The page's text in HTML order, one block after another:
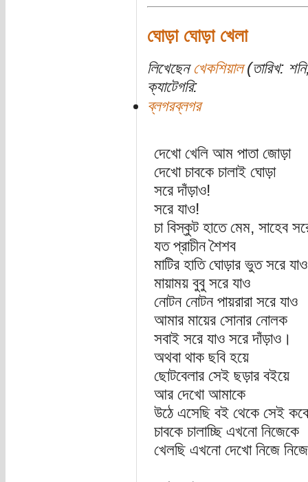
ঘোড়া ঘোড়া খেলা
লিখেছেন খেকশিয়াল(তারিখ:
ক্যাটেগরি:
ব্লগরব্লগর
দেখো খেলি আম পাতা জোড়া
দেখো চাবকে চালাই ঘোড়া
সরে দাঁড়াও!
সরে যাও!
চা বিস্কুট হাতে মেম, সাহেব
যত প্রাচীন শৈশব
মাটির হাতি ঘোড়ার ভুত সরে যাও
মায়াময় বুবু সরে যাও
নোটন নোটন পায়রারা সরে যাও
আমার মায়ের সোনার নোলক
সবাই সরে যাও সরে দাঁড়াও।
অথবা থাক ছবি হয়ে
ছোটবেলার সেই ছড়ার বইয়ে
আর দেখো আমাকে
উঠে এসেছি বই থেকে সেই কবে
চাবকে চালাচ্ছি এখনো নিজেকে
খেলছি এখনো দেখো নিজে নিজে